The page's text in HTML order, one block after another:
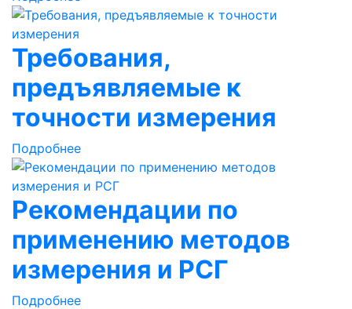
Требования,
предъявляемые к
точности измерения
Подробнее
Рекомендации по
применению методов
измерения и РСГ
Подробнее